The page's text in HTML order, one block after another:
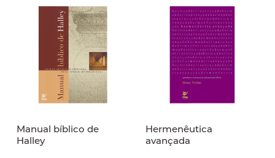
Manual bíblico de
Halley
Hermenêutica
avançada